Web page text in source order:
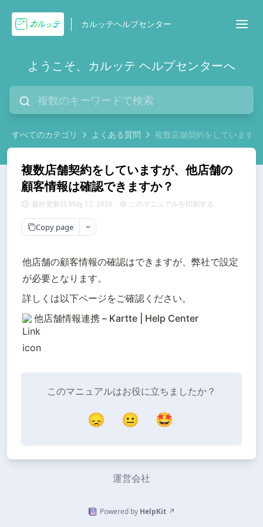
カルッテヘルプセンター
ようこそ、カルッテ ヘルプセンターへ
すべてのカテゴリ よくある質問 複数店舗契約をしています
複数店舗契約をしていますが、他店舗の
顧客情報は確認できますか？
最終更新日 May 12, 2026 このマニュアルを印刷する
Copy page
他店舗の顧客情報の確認はできますが、弊社で設定
が必要となります。
詳しくは以下ページをご確認ください。
他店舗情報連携 – Kartte | Help Center
このマニュアルはお役に立ちましたか？
😞 😐 🤩
運営会社
Powered by HelpKit ↗